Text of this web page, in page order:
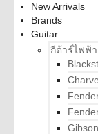
New Arrivals
Brands
Guitar
กีต้าร์ไฟฟ้า